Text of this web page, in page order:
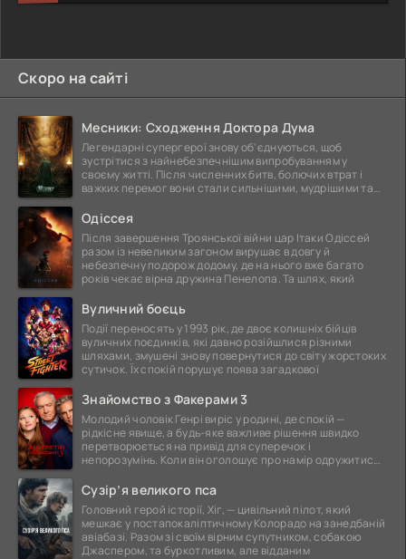
Скоро на сайті
Месники: Сходження Доктора Дума
Легендарні супергерої знову об'єднуються, щоб
зустрітися з найнебезпечнішим випробуванням у
своєму житті. Після численних битв, болючих втрат і
важких перемог вони стали сильнішими, мудрішими та
Одіссея
Після завершення Троянської війни цар Ітаки Одіссей
разом із невеликим загоном вирушає в довгу й
небезпечну подорож додому, де на нього вже багато
років чекає вірна дружина Пенелопа. Та шлях, який
Вуличний боєць
Події переносять у 1993 рік, де двоє колишніх бійців
вуличних поєдинків, які давно розійшлися різними
шляхами, змушені знову повернутися до світу жорстоких
сутичок. Їх спокій порушує поява загадкової
Знайомство з Факерами 3
Молодий чоловік Генрі виріс у родині, де спокій —
рідкісне явище, а будь-яке важливе рішення швидко
перетворюється на привід для суперечок і
непорозумінь. Коли він оголошує про намір одружитися,
Сузір’я великого пса
Головний герой історії, Хіг, — цивільний пілот, який
мешкає у постапокаліптичному Колорадо на занедбаній
авіабазі. Разом зі своїм вірним супутником, собакою
Джаспером, та буркотливим, але відданим